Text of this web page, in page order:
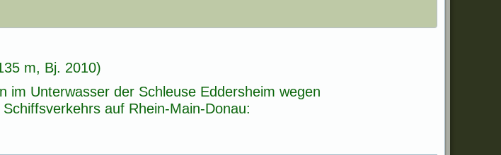
m, Bj. 2010)
im Unterwasser der Schleuse Eddersheim wegen
auf Rhein-Main-Donau: